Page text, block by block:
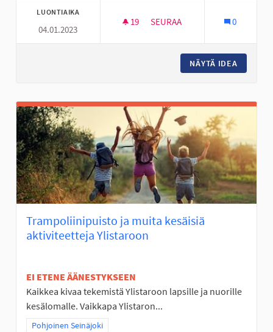
LUONTIAIKA
04.01.2023
19 19 SEURAAJAA
SEURAA 0
NÄYTÄ IDEA
Trampoliinipuisto ja muita kesäisiä
aktiviteetteja Ylistaroon
EI ETENE ÄÄNESTYKSEEN
Kaikkea kivaa tekemistä Ylistaroon lapsille ja nuorille
kesälomalle. Vaikkapa Ylistaron...
Rajaa tulokset teeman mukaan: Pohjoinen Seinäjoki
Pohjoinen Seinäjoki